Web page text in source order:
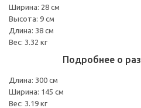
Ширина: 28 см
Высота: 9 см
Длина: 38 см
Вес: 3.32 кг
Подробнее о
Длина: 300 см
Ширина: 145 см
Вес: 3.19 кг